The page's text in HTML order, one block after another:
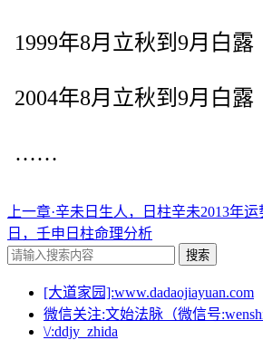
1999年8月立秋到9月白露
2004年8月立秋到9月白露
……
上一章·辛未日生人，日柱辛未2013年运
日，壬申日柱命理分析
搜索
[大道家园]:www.dadaojiayuan.com
微信关注:文始法脉（微信号
\/:ddjy_zhida